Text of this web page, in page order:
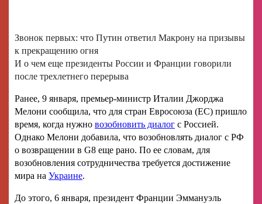
Звонок первых: что Путин ответил Макрону на призывы
к прекращению огня
И о чем еще президенты России и Франции говорили
после трехлетнего перерыва
Ранее, 9 января, премьер-министр Италии Джорджа
Мелони сообщила, что для стран Евросоюза (ЕС) пришло
время, когда нужно возобновить диалог с Россией.
Однако Мелони добавила, что возобновлять диалог с РФ
о возвращении в G8 еще рано. По ее словам, для
возобновления сотрудничества требуется достижение
мира на Украине.
До этого, 6 января, президент Франции Эммануэль